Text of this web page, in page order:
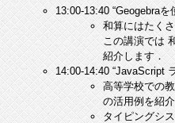
13:00-13:40 “Geogebra
和算にはたく
この講演では
紹介します．
14:00-14:40 “JavaScript
高等学校での
の活用例を紹
タイピングシ